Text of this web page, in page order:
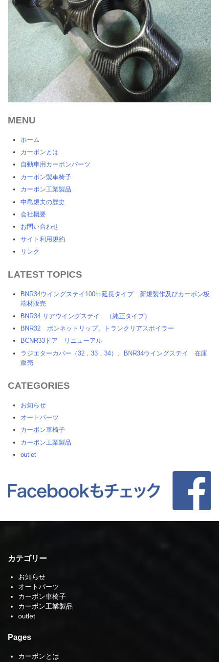
ー
シ
ョ
ン
MENU
ホーム
カーボンとは
自動車用カーボンパーツ
カーボン製車椅子
カーボン工業製品
中島規夫の歴史
会社概要
お問い合わせ
サイト利用規約
リンク
LATEST TOPICS
BNR34ウイングステイ100㎜延長タイプ 新規製作及びカーボン板
端材販売
BNR34 リアウイングステイ （純正タイプ）
BNR32 ボンネットリップ、トランクリアスポイラー
BCNR33ドア リニューアル
ラジエターカバー（32，33，34）、BNR34ウイングステイ 在庫
販売
CATEGORIES
お知らせ
オートパーツ
カーボン車椅子
カーボン工業製品
outlet
カテゴリー
お知らせ
オートパーツ
カーボン車椅子
カーボン工業製品
outlet
Pages
カーボンとは